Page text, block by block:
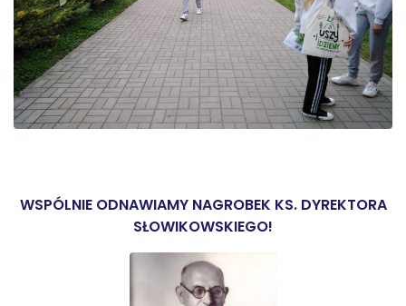
WSPÓLNIE ODNAWIAMY NAGROBEK KS. DYREKTORA
SŁOWIKOWSKIEGO!